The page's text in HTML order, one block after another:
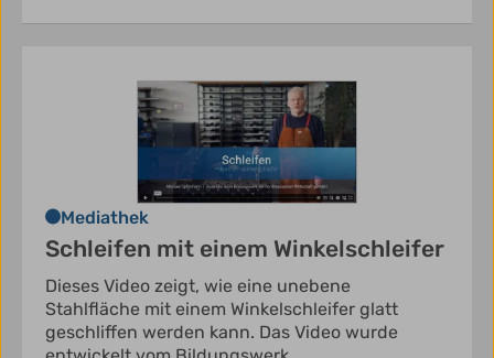
Mediathek
Schleifen mit einem Winkelschleifer
Dieses Video zeigt, wie eine unebene
Stahlfläche mit einem Winkelschleifer glatt
geschliffen werden kann. Das Video wurde